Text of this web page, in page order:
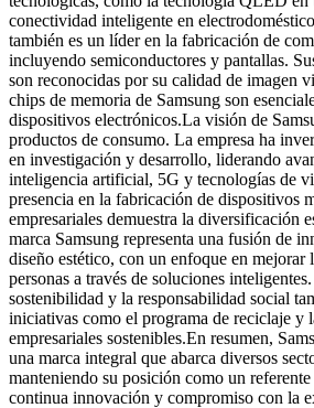
conectividad inteligente en
también es un líder en la fabricación de
incluyendo semiconductores y pantallas.
son reconocidas por su calidad de imagen
chips de memoria de Samsung son
dispositivos electrónicos.La visión de
productos de consumo. La empresa ha
en investigación y desarrollo, liderando
inteligencia artificial, 5G y tecnologías de
presencia en la fabricación de dispositivos
empresariales demuestra la diversificación
marca Samsung representa una fusión de
diseño estético, con un enfoque en mejorar
personas a través de soluciones
sostenibilidad y la responsabilidad social
iniciativas como el programa de reciclaje y
empresariales sostenibles.En resumen,
una marca integral que abarca diversos
manteniendo su posición como un
continua innovación y compromiso con la